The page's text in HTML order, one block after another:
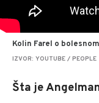
Kolin Farel o
IZVOR: YOUTUBE / PEOPLE
Šta je